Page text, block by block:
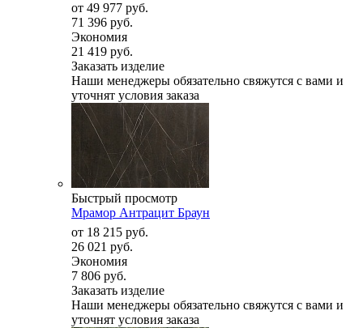
от 49 977 руб.
71 396 руб.
Экономия
21 419 руб.
Заказать изделие
Наши менеджеры обязательно свяжутся с вами и
уточнят условия заказа
Быстрый просмотр
Мрамор Антрацит Браун
от 18 215 руб.
26 021 руб.
Экономия
7 806 руб.
Заказать изделие
Наши менеджеры обязательно свяжутся с вами и
уточнят условия заказа